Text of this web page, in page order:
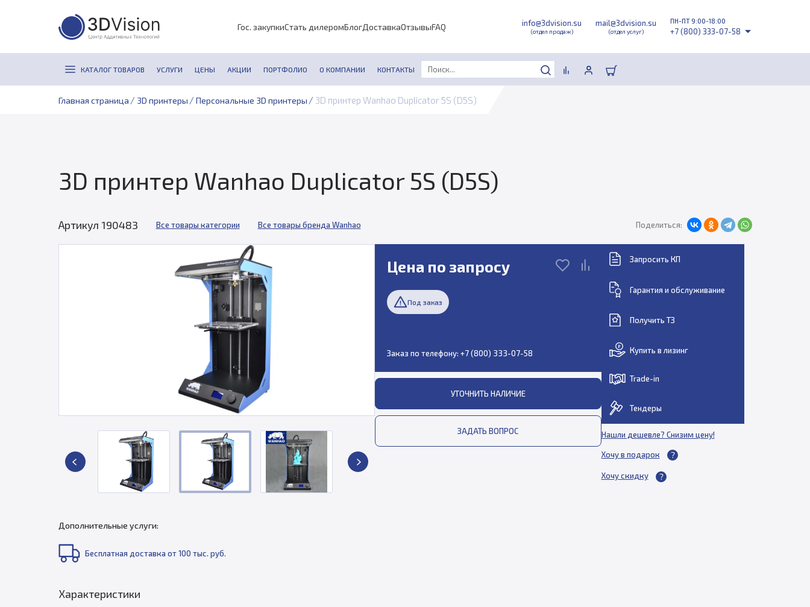
Гос. закупкиСтать дилеромБлогДоставкаОтзывыFAQ info@3dvision.su
(отдел продаж)
mail@3dvision.su
(отдел услуг)
ПН-ПТ 9:00-18:00
+7 (800) 333-07-58
КАТАЛОГ ТОВАРОВ УСЛУГИ ЦЕНЫ АКЦИИ ПОРТФОЛИО О КОМПАНИИ КОНТАКТЫ
Главная страница / 3D принтеры / Персональные 3D принтеры / 3D принтер Wanhao Duplicator 5S (D5S)
3D принтер Wanhao Duplicator 5S (D5S)
Артикул 190483 Все товары категории Все товары бренда Wanhao Поделиться:
Цена по запросу
Под заказ
Заказ по телефону: +7 (800) 333-07-58
УТОЧНИТЬ НАЛИЧИЕ
ЗАДАТЬ ВОПРОС
Запросить КП
Гарантия и обслуживание
Получить ТЗ
Купить в лизинг
Trade-in
Тендеры
Нашли дешевле? Снизим цену!
Хочу в подарок
Хочу скидку
Дополнительные услуги:
Бесплатная доставка от 100 тыс. руб.
Характеристики